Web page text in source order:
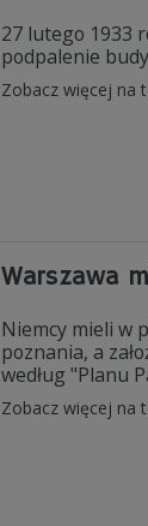
27 lutego 1933
podpalenie
Zobacz więcej na
Warszawa
Niemcy mieli w
poznania, a
według "Planu
Zobacz więcej na